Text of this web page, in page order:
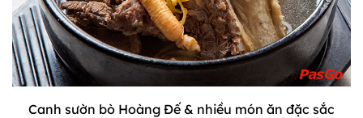
Canh sườn bò Hoàng Đế & nhiều món ăn đặc sắc